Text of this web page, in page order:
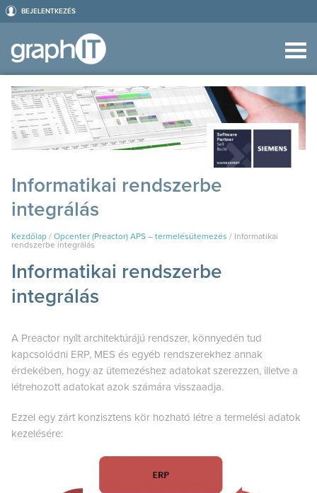
BEJELENTKEZÉS
Informatikai rendszerbe
integrálás
Kezdőlap / Opcenter (Preactor) APS – termelésütemezés / Informatikai
rendszerbe integrálás
Informatikai rendszerbe
integrálás
A Preactor nyílt architektúrájú rendszer, könnyedén tud
kapcsolódni ERP, MES és egyéb rendszerekhez annak
érdekében, hogy az ütemezéshez adatokat szerezzen, illetve a
létrehozott adatokat azok számára visszaadja.
Ezzel egy zárt konzisztens kör hozható létre a termelési adatok
kezelésére: